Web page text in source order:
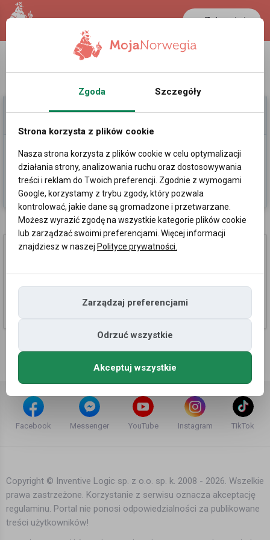
Zaloguj się
LANCASTER
28.5 °C 0.386 PLN
Moje Ogłoszenia Pomoc
Dodaj
Sortowanie losowe
Ogłoszenia »Praca » Współpraca firm w Norwegii
Moja Norwegia & MultiNOR poszukują
Oferta współpracy – Doradca Ubezpieczeniowy
(MojaNorwegia & MultiNOR) body{ font-
color:#222; } header{ background:#004b8e;
color:#fff; padding:1.8rem 1.2rem; text-align:center; }
Cała Norwegia
Facebook Messenger YouTube Instagram TikTok
Copyright © Inventive Logic sp. z o.o. sp. k. 2008 - 2026. Wszelkie
prawa zastrzeżone. Korzystanie z serwisu oznacza akceptację
regulaminu. Portal nie ponosi odpowiedzialności za publikowane
treści użytkowników!
Zgoda Szczegóły
Strona korzysta z plików cookie
Nasza strona korzysta z plików cookie w celu optymalizacji
działania strony, analizowania ruchu oraz dostosowywania
treści i reklam do Twoich preferencji. Zgodnie z wymogami
Google, korzystamy z trybu zgody, który pozwala
kontrolować, jakie dane są gromadzone i przetwarzane.
Możesz wyrazić zgodę na wszystkie kategorie plików cookie
lub zarządzać swoimi preferencjami. Więcej informacji
znajdziesz w naszej Polityce prywatności.
Zarządzaj preferencjami
Odrzuć wszystkie
Akceptuj wszystkie